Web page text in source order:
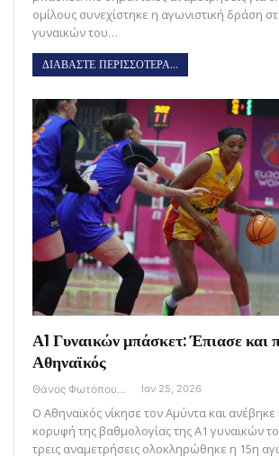
ομίλους συνεχίστηκε η αγωνιστική δράση
γυναικών του…
ΔΙΑΒΑΣΤΕ ΠΕΡΙΣΣΟΤΕΡΑ...
Α1 Γυναικών μπάσκετ: Έπιασε και
Αθηναϊκός
Θάνος Φωτόπουλος Ιαν 25, 2026
Ο Αθηναϊκός νίκησε τον Αμύντα και ανέβηκε
κορυφή της βαθμολογίας της Α1 γυναικών
τρεις αναμετρήσεις ολοκληρώθηκε η 15η